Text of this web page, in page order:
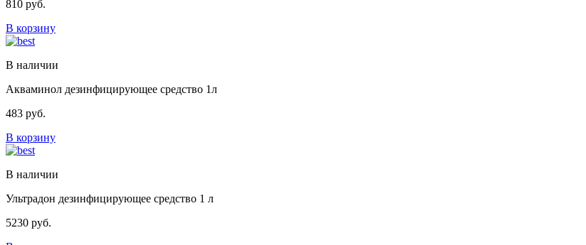
810 руб.
В корзину
В наличии
Акваминол дезинфицирующее средство 1л
483 руб.
В корзину
В наличии
Ультрадон дезинфицирующее средство 1 л
5230 руб.